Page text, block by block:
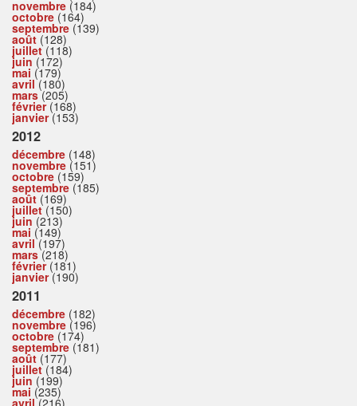
novembre (184)
octobre (164)
septembre (139)
août (128)
juillet(118)
juin (172)
mai (179)
avril(180)
mars(205)
février(168)
janvier(153)
2012
décembre (148)
novembre (151)
octobre (159)
septembre (185)
août (169)
juillet(150)
juin (213)
mai (149)
avril(197)
mars(218)
février(181)
janvier(190)
2011
décembre (182)
novembre (196)
octobre (174)
septembre (181)
août (177)
juillet(184)
juin (199)
mai (235)
avril(216)